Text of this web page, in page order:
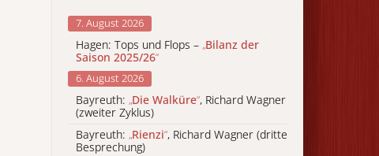
7. August 2026
Hagen: Tops und Flops – „Bilanz der
Saison 2025/26“
6. August 2026
Bayreuth: „Die Walküre“, Richard Wagner
(zweiter Zyklus)
Bayreuth: „Rienzi“, Richard Wagner (dritte
Besprechung)